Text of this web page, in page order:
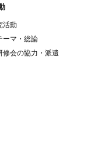
活動
ーマ・総論
修会の協力・派遣